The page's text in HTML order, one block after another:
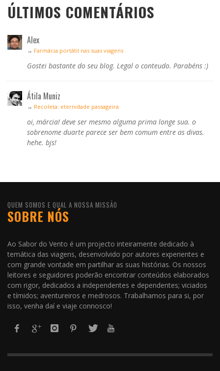
ÚLTIMOS COMENTÁRIOS
Alex
→ Farmácia portátil nas suas viagens
Gostei bastante do seu blog. Legal o conteudo. Parabéns :)
Átila Muniz
→ Recoleta: eternidade passageira
oi, márcia! deve ser mesmo alguma prima longe sua. o
sobrenome duarte parece ser bem comum entre as divas.
hehe. bjs!
QUEM SOMOS E QUAL A NOSSA MISSÃO
SOBRE NÓS
Ao Sabor do Vento é um projecto inteiramente dedicado à
temática das viagens, desenvolvido por autores experientes e
com grande vontade em partilhar as suas histórias. Os nossos
leitores e seguidores poderão encontrar conteúdos elaborados
com rigor, dedicados a independentes e dependentes; viciados
e tímidos; aventureiros e medrosos. Trabalhamos para si, por
isso, venha daí e viaje connosco!